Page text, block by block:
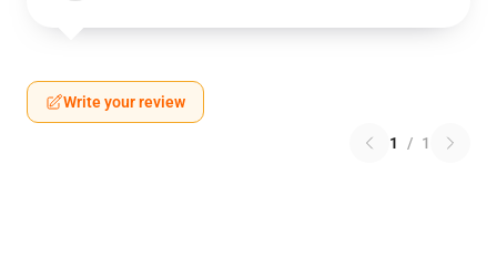
Write your review
1 / 1